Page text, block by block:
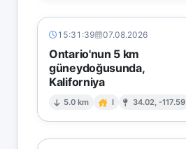
15:31:39 07.08.2026
Ontario'nun 5 km
güneydoğusunda,
Kaliforniya
5.0 km I 34.02, -117.59